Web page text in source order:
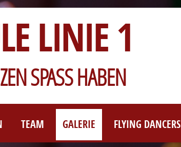
LINIE 1
SPASS HABEN
TEAM GALERIE FLYING DANCERS